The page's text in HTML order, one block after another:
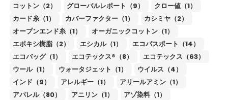
コットン（2）
グローバルレポート（9）
クロー値（1）
カード糸（1）
カバーファクター（1）
カシミヤ（2）
オープンエンド糸（1）
オーガニックコットン（1）
エポキシ樹脂（2）
エシカル（1）
エコパスポート（14）
エコバッグ（1）
エコテックス®（8）
エコテックス（63）
ウール（1）
ウォータジェット（1）
ウイルス（4）
インド（9）
アレルギー（1）
アリールアミン（1）
アパレル（80）
アニリン（1）
アゾ染料（1）